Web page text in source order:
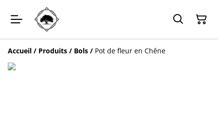
Accueil / Produits / Bols / Pot de fleur en Chêne